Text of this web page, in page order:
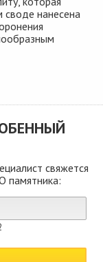
своде нанесена
свяжется
памятника: